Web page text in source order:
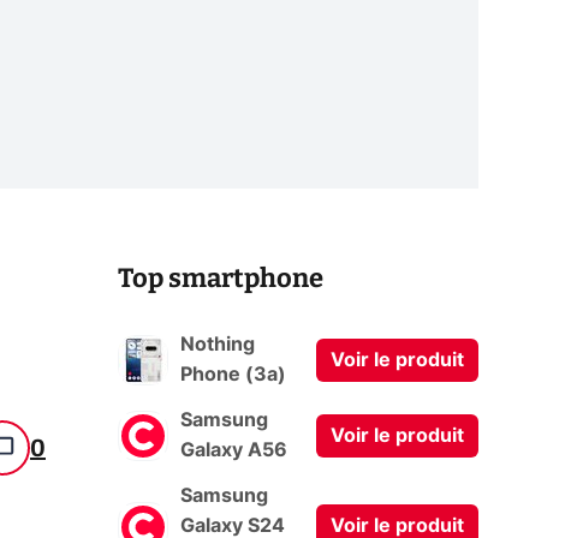
0
Top smartphone
Nothing
Phone (3a)
Voir le produit
Samsung
Galaxy A56
Voir le produit
Samsung
Galaxy S24
Voir le produit